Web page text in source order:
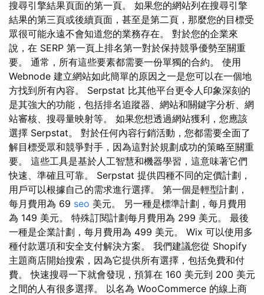
搜尋引擎結果頁面的第一頁。 如果您的網站列在搜尋引擎
結果的第三頁或後續頁面，甚至是第二頁，那麼您的目標受
眾很可能永遠不會知道您的業務存在。 對於您的企業來
說，在 SERP 第一頁上排名第一對於保持競爭優勢至關重
要。 通常，所有這些要素都需要一份單獨的合約。 使用
Webnode 建立網站如此簡單的原因之一是您可以在一個地
方找到所有內容。 Serpstat 比其他平台更令人印象深刻的
是其強大的功能，包括排名追蹤器、網站和關鍵字分析、網
站審核、搜尋量映射等。 如果您想透過網站獲利，您應該
選擇 Serpstat。 對於任何內容行銷活動，您都需要全面了
解目標受眾和競爭對手，因為這對於規劃成功的策略至關重
要。 這些工具是基於人工智慧和機器學習，這意味著它們
快速、準確且可靠。 Serpstat 提供四種不同的定價計劃，
用戶可以根據自己的需求進行選擇。 第一個是輕型計劃，
每月費用為 69 seo 美元。 另一種是標準計劃，每月費用
為 149 美元。 特殊訂閱計劃每月費用為 299 美元。 最後
一種是企業計劃，每月費用為 499 美元。 Wix 可以使用多
種付款選項和安全支付解決方案。 我們建議您從 Shopify
主題商店開始搜索，因為它提供所有選擇，包括免費和付
費。 快速搜尋一下就會發現，預算在 160 美元到 200 美元
之間的人有很多選擇。 以名為 WooCommerce 的線上商